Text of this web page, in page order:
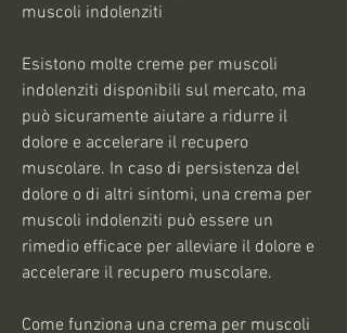
muscoli indolenziti
Esistono molte creme per muscoli
indolenziti disponibili sul mercato, ma
può sicuramente aiutare a ridurre il
dolore e accelerare il recupero
muscolare. In caso di persistenza del
dolore o di altri sintomi, una crema per
muscoli indolenziti può essere un
rimedio efficace per alleviare il dolore e
accelerare il recupero muscolare.
Come funziona una crema per muscoli